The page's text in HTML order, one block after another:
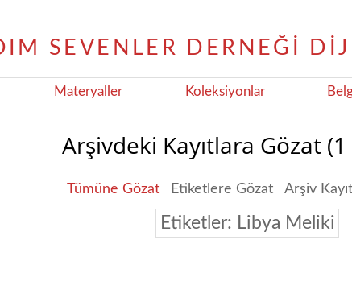
Materyaller Koleksiyonlar
Arşivdeki Kayıtlara Gözat
Tümüne Gözat Etiketlere Gözat Arşiv
Etiketler: Libya Meliki